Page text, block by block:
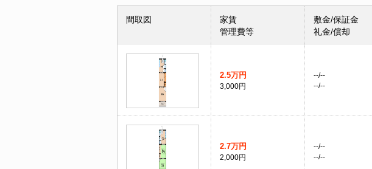
間取図
家賃
管理費等
敷金/保証金
礼金/償却
2.5万円
3,000円
--/--
--/--
2.7万円
2,000円
--/--
--/--